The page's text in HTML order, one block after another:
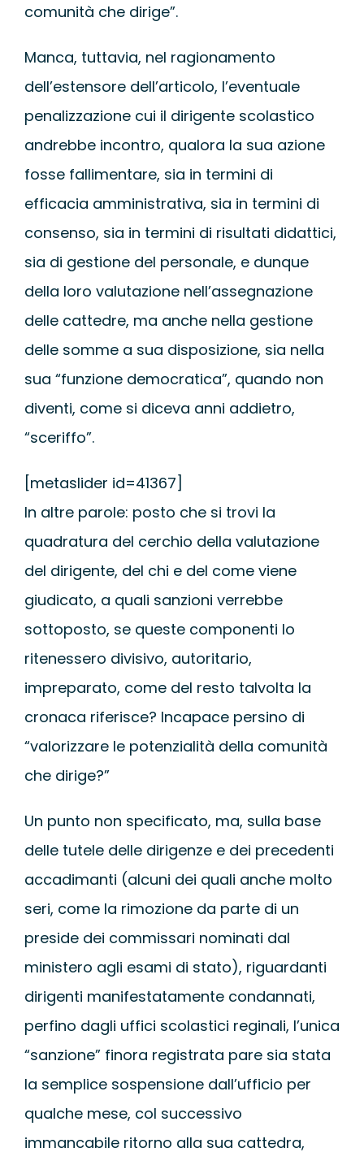
comunità che dirige”.
Manca, tuttavia, nel ragionamento
dell’estensore dell’articolo, l’eventuale
penalizzazione cui il dirigente scolastico
andrebbe incontro, qualora la sua azione
fosse fallimentare, sia in termini di
efficacia amministrativa, sia in termini di
consenso, sia in termini di risultati didattici,
sia di gestione del personale, e dunque
della loro valutazione nell’assegnazione
delle cattedre, ma anche nella gestione
delle somme a sua disposizione, sia nella
sua “funzione democratica”, quando non
diventi, come si diceva anni addietro,
“sceriffo”.
[metaslider id=41367]
In altre parole: posto che si trovi la
quadratura del cerchio della valutazione
del dirigente, del chi e del come viene
giudicato, a quali sanzioni verrebbe
sottoposto, se queste componenti lo
ritenessero divisivo, autoritario,
impreparato, come del resto talvolta la
cronaca riferisce? Incapace persino di
“valorizzare le potenzialità della comunità
che dirige?”
Un punto non specificato, ma, sulla base
delle tutele delle dirigenze e dei precedenti
accadimanti (alcuni dei quali anche molto
seri, come la rimozione da parte di un
preside dei commissari nominati dal
ministero agli esami di stato), riguardanti
dirigenti manifestatamente condannati,
perfino dagli uffici scolastici reginali, l’unica
“sanzione” finora registrata pare sia stata
la semplice sospensione dall’ufficio per
qualche mese, col successivo
immancabile ritorno alla sua cattedra,